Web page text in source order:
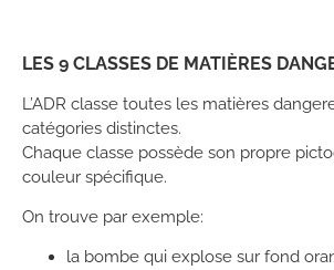
LES 9 CLASSES DE MATIÈRES
L’ADR classe toutes les matières
catégories distinctes.
Chaque classe possède son propre
couleur spécifique.
On trouve par exemple:
la bombe qui explose sur fond